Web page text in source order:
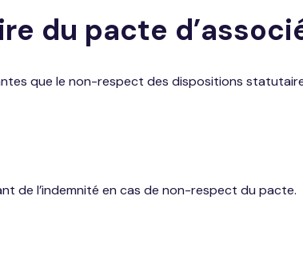
du pacte
que le non-respect des dispositions
de l’indemnité en cas de non-respect du pacte.